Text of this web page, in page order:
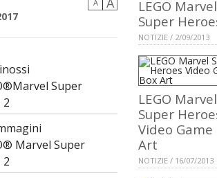
A
Super
2
Marvel Super
2
LEGO Marvel
Super
NOTIZIE / 2/09/2013
LEGO Marvel
Super
Video Game
Art
NOTIZIE / 16/07/2013